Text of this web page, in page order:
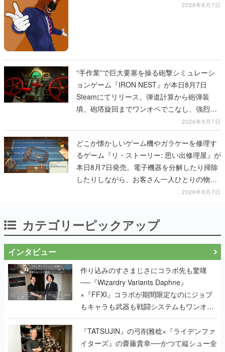
2026年8月7日
“手作業”で巨大要塞を操る砲撃シミュレーシ
ョンゲーム『IRON NEST』が本日8月7日
Steamにてリリース。弾道計算から砲弾装
填、砲塔旋回までワンオペでこなし、強烈な
一撃をブチかませるロマンある作品2026年8月7日
どこか懐かしいゲーム機やガラケーを修理す
るゲーム『リ・ストーリー: 思い出修理屋』が
本日8月7日発売。電子機器を分解したり掃除
したりしながら、お客さん一人ひとりの物語
2026年8月7日
カテゴリーピックアップ
インタビュー
作り込みのすさまじさにコラボ先も驚嘆
──『Wizardry Variants Daphne』
×『FFXI』コラボが期間限定なのにジョブ
もキャラも武器も戦闘システムもワンオフ
で作り込まれた理由を両ディレクターに聞
く
『TATSUJIN』の弓削雅稔×『ライデンファ
イターズ』の齋藤貴幸──かつて縦シュー全